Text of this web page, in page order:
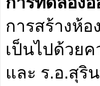
การสร้างห้อ
เป็นไปด้วย
และ ร.อ.สุริ